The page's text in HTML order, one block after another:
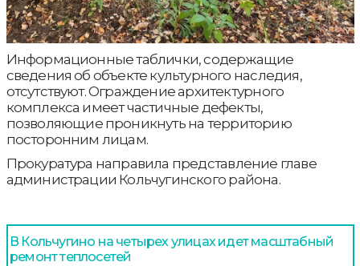
Информационные таблички, содержащие
сведения об объекте культурного наследия,
отсутствуют. Ограждение архитектурного
комплекса имеет частичные дефекты,
позволяющие проникнуть на территорию
посторонним лицам.
Прокуратура направила представление главе
администрации Кольчугинского района.
В Кольчугино на четырех улицах идет масштабный
ремонт теплосетей